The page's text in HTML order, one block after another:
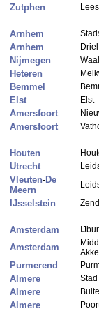
Zutphen
Arnhem
Arnhem
Nijmegen
Heteren
Bemmel
Elst Elst
Amersfoort
Amersfoort
Houten
Utrecht
Vleuten-De
Meern
IJsselstein
Amsterdam
Amsterdam
Purmerend
Almere Stad
Almere
Almere